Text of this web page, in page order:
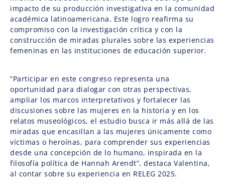
impacto de su producción investigativa en la comunidad
académica latinoamericana. Este logro reafirma su
compromiso con la investigación crítica y con la
construcción de miradas plurales sobre las experiencias
femeninas en las instituciones de educación superior.
“Participar en este congreso representa una
oportunidad para dialogar con otras perspectivas,
ampliar los marcos interpretativos y fortalecer las
discusiones sobre las mujeres en la historia y en los
relatos museológicos, el estudio busca ir más allá de las
miradas que encasillan a las mujeres únicamente como
víctimas o heroínas, para comprender sus experiencias
desde una concepción de lo humano, inspirada en la
filosofía política de Hannah Arendt”, destaca Valentina,
al contar sobre su experiencia en RELEG 2025.